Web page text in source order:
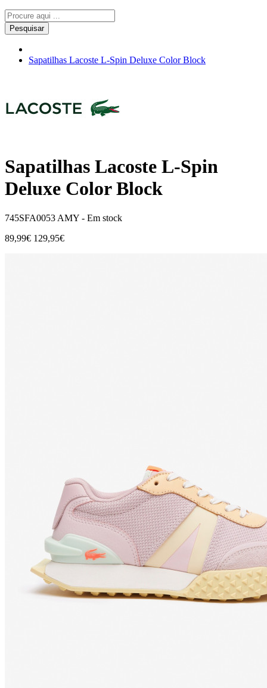
Pesquisar
Sapatilhas Lacoste L-Spin Deluxe Color Block
Sapatilhas Lacoste L-Spin
Deluxe Color Block
745SFA0053 AMY - Em stock
89,99€ 129,95€